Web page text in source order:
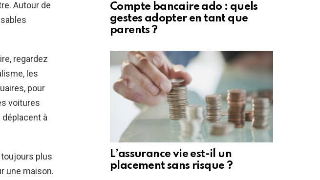
Autour de
regardez
les
pour
voitures
à
plus
une maison.
Compte bancaire ado : quels
gestes adopter en tant que
parents ?
L’assurance vie est-il un
placement sans risque ?